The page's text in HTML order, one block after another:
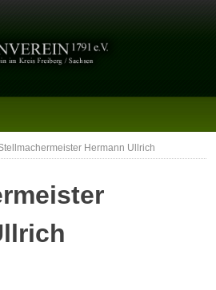
Hermann Ullrich